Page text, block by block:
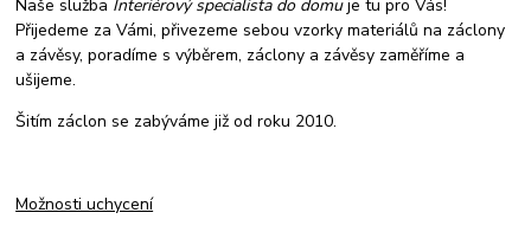
Naše služba Interiérový specialista do domuje tu pro Vás!
Přijedeme za Vámi, přivezeme sebou vzorky materiálů na záclony
a závěsy, poradíme s výběrem, záclony a závěsy zaměříme a
ušijeme.
Šitím záclon se zabýváme již od roku 2010.
Možnosti uchycení